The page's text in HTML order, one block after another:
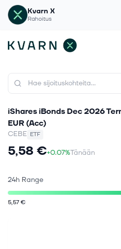
Kvarn X
Rahoitus
iShares iBonds Dec 2026
EUR (Acc)
CEBE ETF
5,58 €+0.07%Tänään
24h Range
5,57 €